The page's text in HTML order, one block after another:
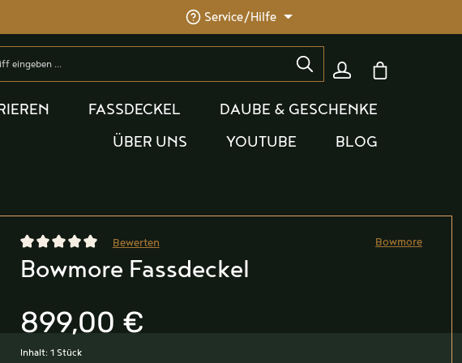
Service/Hilfe
Warenkorb
FASSDECKEL
DAUBE & GESCHENKE
ÜBER UNS
YOUTUBE BLOG
Durchschnittliche Bewertung von 0 von 5 Sternen
Bewerten Bowmore
Bowmore Fassdeckel
899,00 €
Inhalt:1 Stück